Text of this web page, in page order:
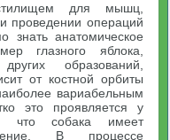
для мышц,
проведении операций
знать анатомическое
глазного яблока,
образований,
от костной орбиты
вариабельным
это проявляется у
что собака имеет
В процессе